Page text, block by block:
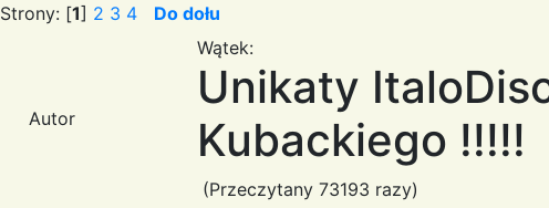
Strony: [1] 2 3 4 Do dołu
Autor
Wątek:
Unikaty
Kubackiego !!!!!
(Przeczytany 73193 razy)